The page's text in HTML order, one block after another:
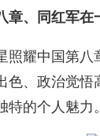
章、同红军在
照耀中国第八
色、政治觉悟
特的个人魅力。